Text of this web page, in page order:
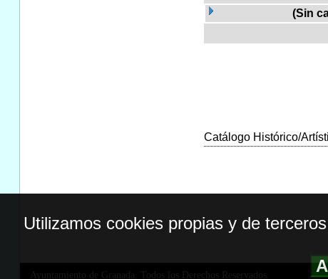
(Sin
Catálogo Histórico/
Ayuntamiento de Granada. Todos los Derechos Reservados.
Utilizamos cookies propias y de